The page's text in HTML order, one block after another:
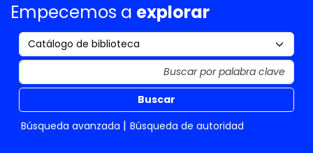
Empecemos a explorar
Buscar
Búsqueda avanzada
Búsqueda de autoridad